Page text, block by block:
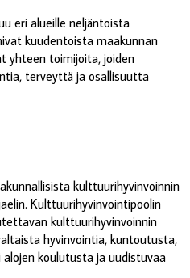
eri alueille neljäntoista
kuudentoista maakunnan
yhteen toimijoita, joiden
terveyttä ja osallisuutta
kulttuurihyvinvoinnin
Kulttuurihyvinvointipoolin
kulttuurihyvinvoinnin
hyvinvointia, kuntoutusta,
koulutusta ja uudistuvaa